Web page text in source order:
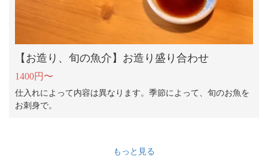
【お造り、旬の魚介】お造り盛り合わせ
1400円〜
仕入れによって内容は異なります。季節によって、旬のお魚を
お刺身で。
もっと見る